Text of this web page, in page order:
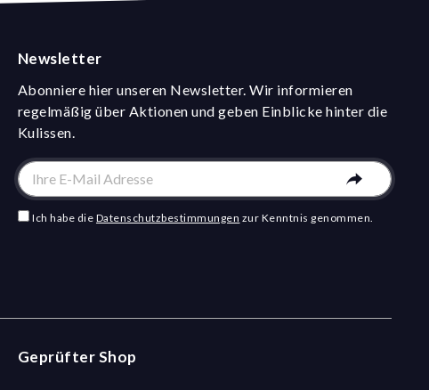
Newsletter
Abonniere hier unseren Newsletter. Wir informieren
regelmäßig über Aktionen und geben Einblicke hinter die
Kulissen.
Ich habe die Datenschutzbestimmungen zur Kenntnis genommen.
Geprüfter Shop